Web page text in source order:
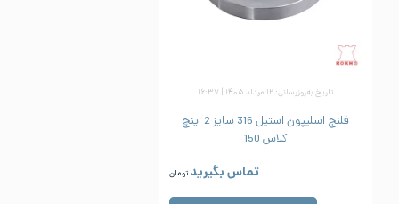
تاریخ به‌روزرسانی: ۱۲ مرداد ۱۴۰۵ | ۱۶:۳۷
فلنج اسلیپون استیل 316 سایز 2 اینچ
کلاس 150
تماس بگیرید تومان